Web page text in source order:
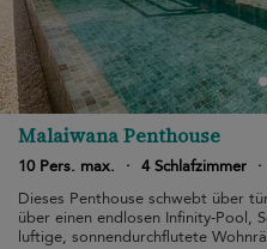
Malaiwana Penthouse
10 Pers. max.
· 4 Schlafzimmer ·
Dieses Penthouse schwebt über
über einen endlosen Infinity-Pool,
luftige, sonnendurchflutete